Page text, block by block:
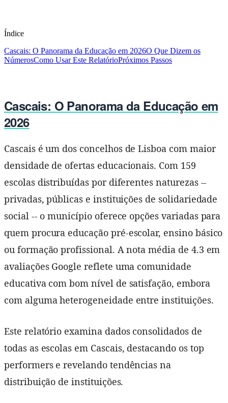
Índice
Cascais: O Panorama da Educação em 2026O Que Dizem os
NúmerosComo Usar Este RelatórioPróximos Passos
Cascais: O Panorama da Educação em
2026
Cascais é um dos concelhos de Lisboa com maior
densidade de ofertas educacionais. Com 159
escolas distribuídas por diferentes naturezas --
privadas, públicas e instituições de solidariedade
social -- o município oferece opções variadas para
quem procura educação pré-escolar, ensino básico
ou formação profissional. A nota média de 4.3 em
avaliações Google reflete uma comunidade
educativa com bom nível de satisfação, embora
com alguma heterogeneidade entre instituições.
Este relatório examina dados consolidados de
todas as escolas em Cascais, destacando os top
performers e revelando tendências na
distribuição de instituições.